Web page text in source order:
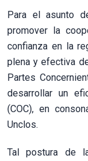
Para el asunto
promover la
confianza en la
plena y efectiva
Partes
desarrollar un
(COC), en
Unclos.
Tal postura de